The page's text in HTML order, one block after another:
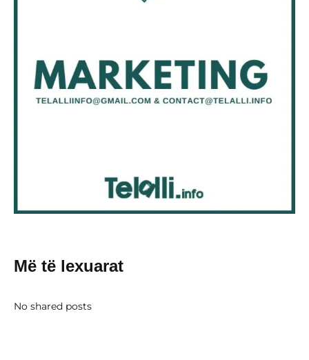
Më të lexuarat
No shared posts